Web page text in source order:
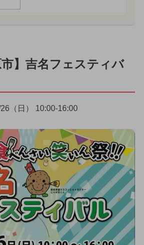
市】吉名フェスティバ
（日） 10:00-16:00